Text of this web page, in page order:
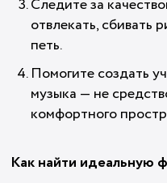
Следите за
отвлекать, сбивать
петь.
Помогите создать
музыка — не
комфортного
Как найти идеальную